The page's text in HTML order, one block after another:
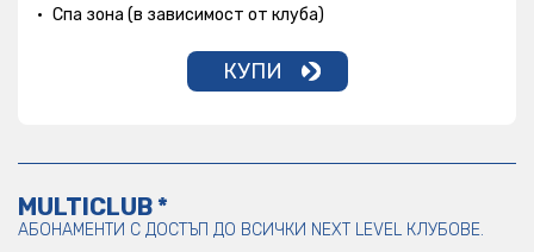
Спа зона (в зависимост от клуба)
КУПИ
MULTICLUB *
АБОНАМЕНТИ С ДОСТЪП ДО ВСИЧКИ NEXT LEVEL КЛУБОВЕ.